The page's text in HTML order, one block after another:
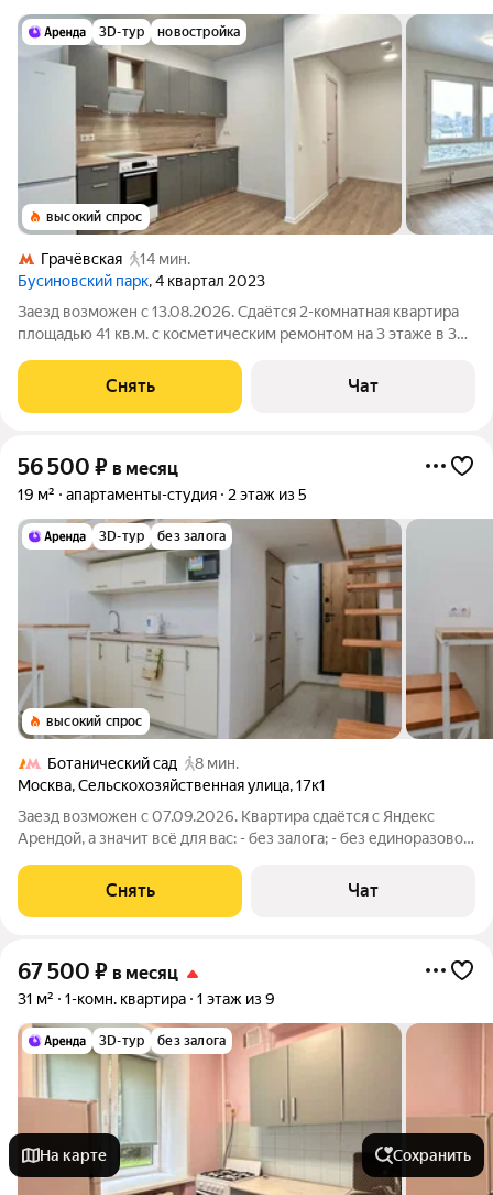
3D-тур новостройка
высокий спрос
Грачёвская
14 мин.
Бусиновский парк, 4 квартал 2023
Заезд возможен с 13.08.2026. Сдаётся 2-комнатная квартира
площадью 41 кв.м. с косметическим ремонтом на 3 этаже в 33-
окна выходят на
Снять Чат
56 500 ₽ в месяц
19 м² апартаменты-студия 2 этаж из 5
3D-тур без залога
высокий спрос
Ботанический сад
8 мин.
Москва,Сельскохозяйственная улица,17к1
Заезд возможен с 07.09.2026. Квартира сдаётся с Яндекс
Арендой, а значит всё для вас: - без залога; - без единоразовой
проживания. Мы можем показать вам квартиру онлайн это так
же детально,
Снять Чат
67 500 ₽ в месяц
31 м² 1-комн. квартира 1 этаж из 9
3D-тур без залога
На карте Сохранить